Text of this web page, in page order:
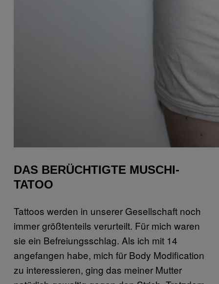
DAS BERÜCHTIGTE MUSCHI-
TATOO
Tattoos werden in unserer Gesellschaft noch
immer größtenteils verurteilt. Für mich waren
sie ein Befreiungsschlag. Als ich mit 14
angefangen habe, mich für Body Modification
zu interessieren, ging das meiner Mutter